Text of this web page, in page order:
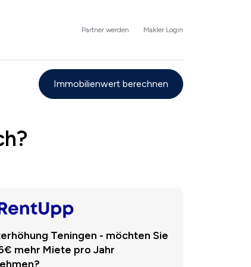
Partner werden Makler Login
Immobilienwert berechnen
Teningen - möchten Sie
mehr Miete pro Jahr